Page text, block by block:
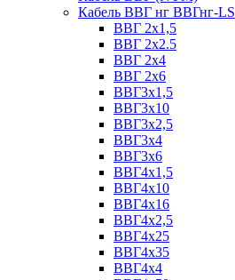
Кабель ВВГ нг ВВГнг-LS
ВВГ 2х1,5
ВВГ 2х2.5
ВВГ 2х4
ВВГ 2х6
ВВГ3х1,5
ВВГ3х10
ВВГ3х2,5
ВВГ3х4
ВВГ3х6
ВВГ4х1,5
ВВГ4х10
ВВГ4х16
ВВГ4х2,5
ВВГ4х25
ВВГ4х35
ВВГ4х4